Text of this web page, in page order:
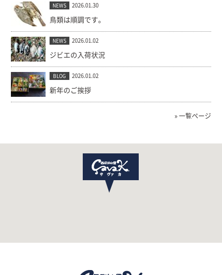
NEWS 2026.01.30
鳥類は順調です。
NEWS 2026.01.02
ジビエの入荷状況
BLOG 2026.01.02
新年のご挨拶
» 一覧ページ